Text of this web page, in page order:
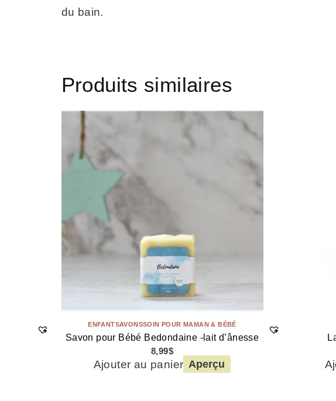
du bain.
Produits similaires
ENFANTSAVONSSOIN POUR MAMAN & BÉBÉ
Savon pour Bébé Bedondaine -lait d’ânesse
8,99$
Ajouter au panier Aperçu